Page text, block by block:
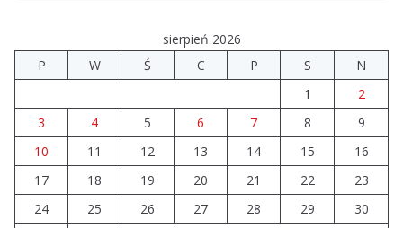
07.08.2026
Akademia Sportu rozpoczęła przygotowania do
nowego sezonu
07.08.2026
Nowy samochód zaopatrzeniowy
dla strażaków z Turku
sierpień 2026
P
W Ś C P S
N
1
2
3
4 5 6 7 8
9
10
11 12 13 14 15
16
17
18 19 20 21 22
23
24
25 26 27 28 29
30